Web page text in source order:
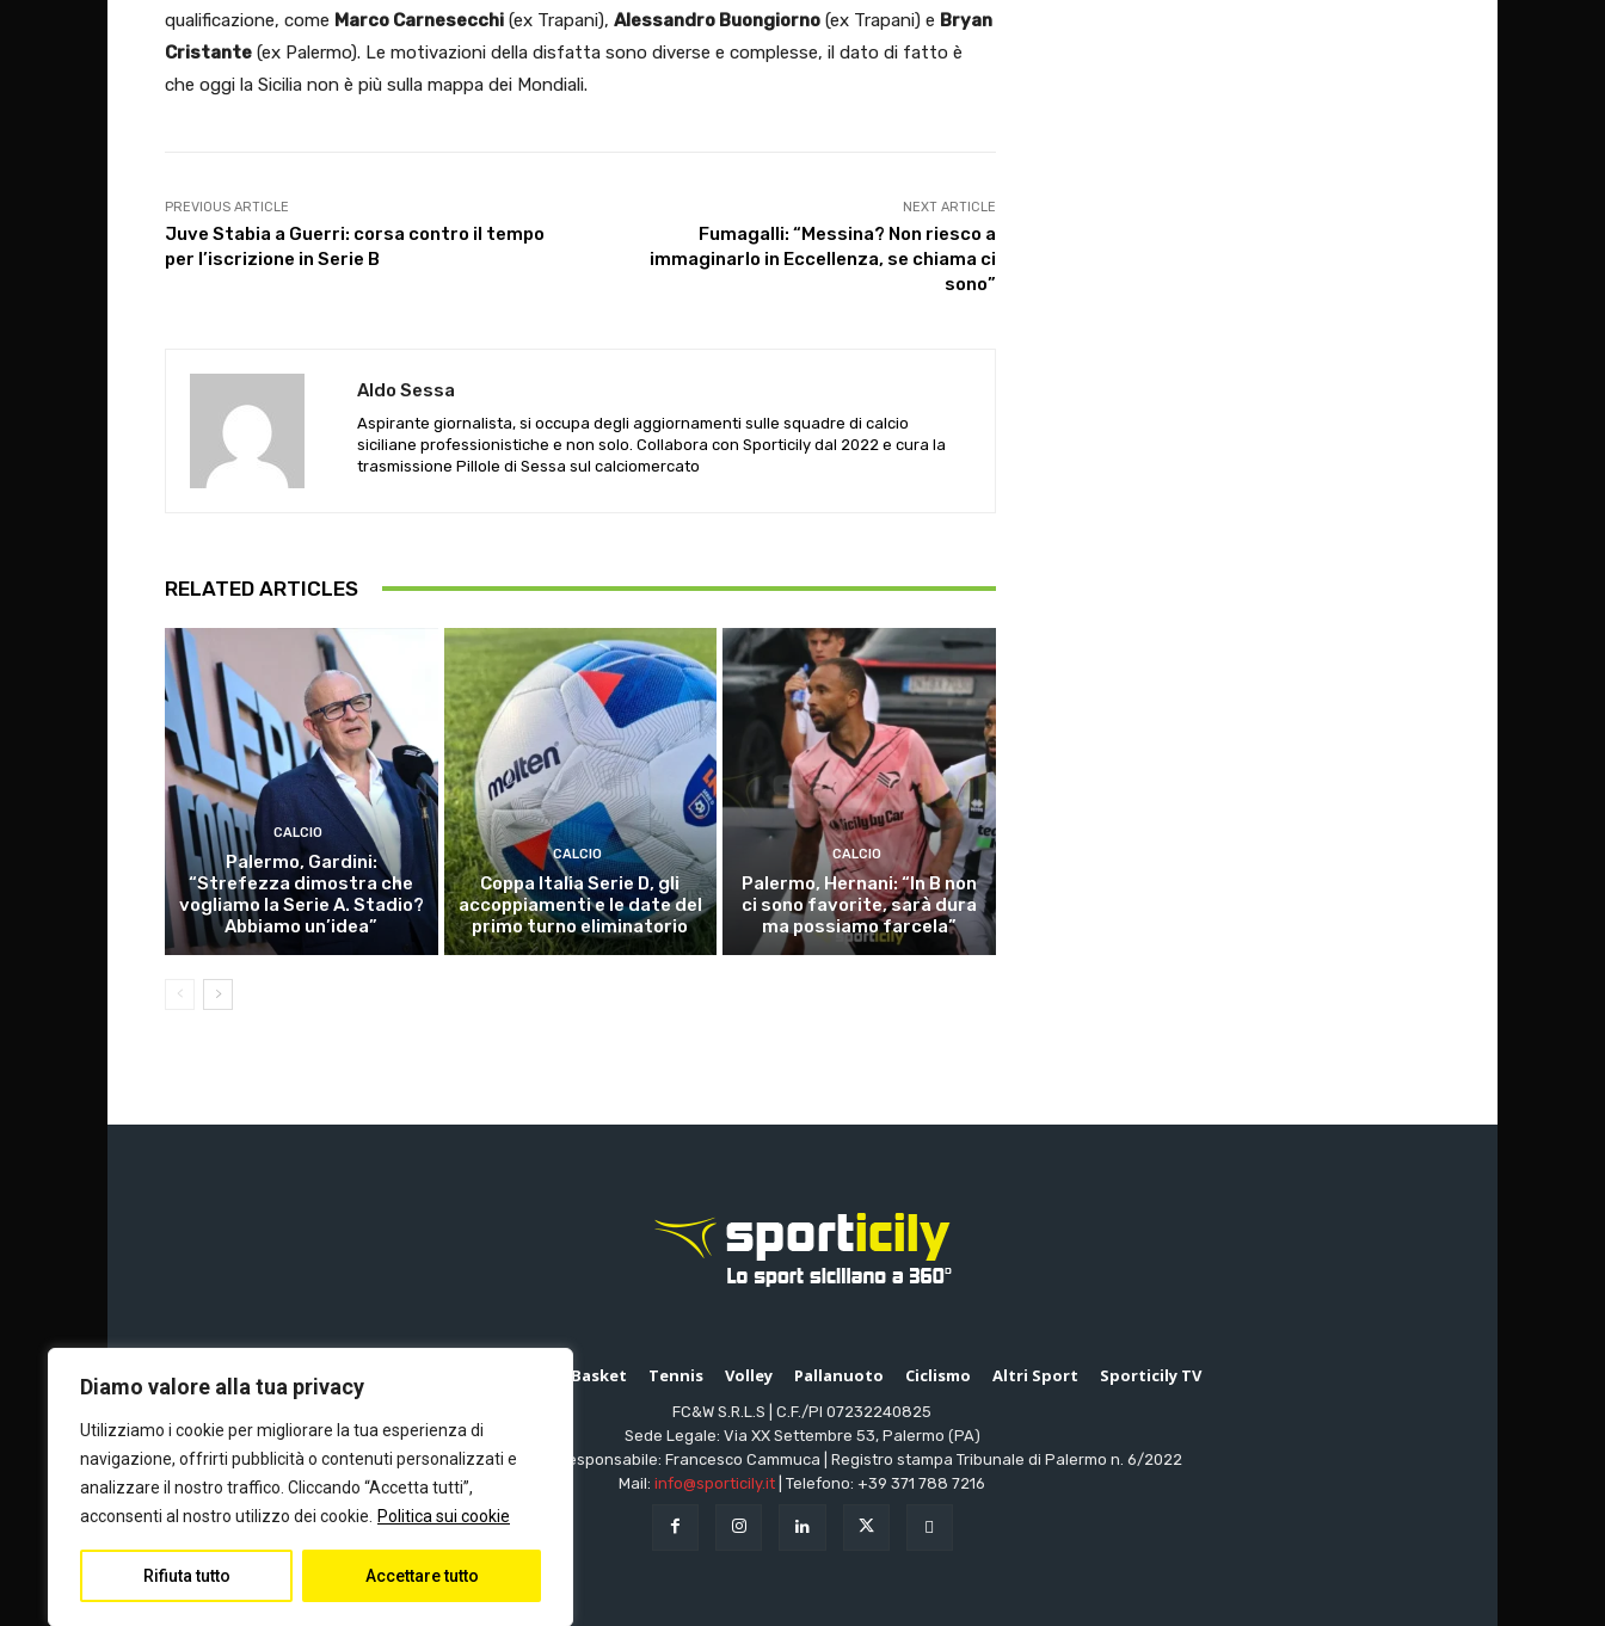
Diamo valore alla tua privacy
Utilizziamo i cookie per migliorare la tua esperienza di
navigazione, offrirti pubblicità o contenuti personalizzati e
analizzare il nostro traffico. Cliccando “Accetta tutti”,
acconsenti al nostro utilizzo dei cookie.
Politica sui cookie
Rifiuta tutto Accettare tutto
qualificazione, come Marco Carnesecchi (ex Trapani), Alessandro Buongiorno (ex Trapani) e Bryan
Cristante (ex Palermo). Le motivazioni della disfatta sono diverse e complesse, il dato di fatto è
che oggi la Sicilia non è più sulla mappa dei Mondiali.
PREVIOUS ARTICLE
Juve Stabia a Guerri: corsa contro il tempo
per l’iscrizione in Serie B
NEXT ARTICLE
Fumagalli: “Messina? Non riesco a
immaginarlo in Eccellenza, se chiama ci
sono”
Aldo Sessa
Aspirante giornalista, si occupa degli aggiornamenti sulle squadre di calcio
siciliane professionistiche e non solo. Collabora con Sporticily dal 2022 e cura la
trasmissione Pillole di Sessa sul calciomercato
RELATED ARTICLES
CALCIO
Palermo, Gardini:
“Strefezza dimostra che
vogliamo la Serie A. Stadio?
Abbiamo un’idea”
CALCIO
Coppa Italia Serie D, gli
accoppiamenti e le date del
primo turno eliminatorio
CALCIO
Palermo, Hernani: “In B non
ci sono favorite, sarà dura
ma possiamo farcela”
Basket Tennis Volley Pallanuoto Ciclismo Altri Sport Sporticily TV
FC&W S.R.L.S | C.F./PI 07232240825
Sede Legale: Via XX Settembre 53, Palermo (PA)
Editore e direttore responsabile: Francesco Cammuca | Registro stampa Tribunale di Palermo n. 6/2022
Mail:info@sporticily.it | Telefono:+39 371 788 7216